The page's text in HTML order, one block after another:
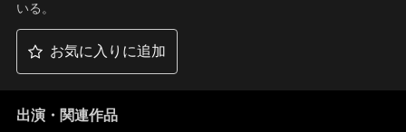
いる。
お気に入りに追加
出演・関連作品